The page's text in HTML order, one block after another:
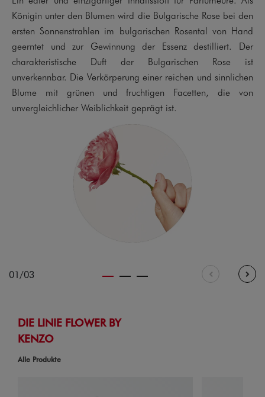
Königin unter den Blumen wird die Bulgarische Rose bei den
ersten Sonnenstrahlen im bulgarischen Rosental von Hand
geerntet und zur Gewinnung der Essenz destilliert. Der
charakteristische Duft der Bulgarischen Rose ist
unverkennbar. Die Verkörperung einer reichen und sinnlichen
Blume mit grünen und fruchtigen Facetten, die von
unvergleichlicher Weiblichkeit geprägt ist.
01/03
DIE LINIE FLOWER BY
KENZO
Alle Produkte